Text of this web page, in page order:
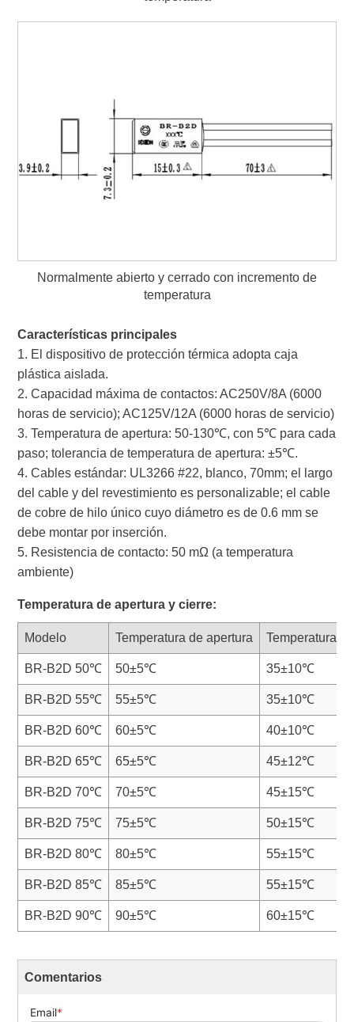
Normalmente abierto y cerrado con incremento de
temperatura
Características principales
1. El dispositivo de protección térmica adopta caja
plástica aislada.
2. Capacidad máxima de contactos: AC250V/8A (6000
horas de servicio); AC125V/12A (6000 horas de servicio)
3. Temperatura de apertura: 50-130℃, con 5℃ para cada
paso; tolerancia de temperatura de apertura: ±5℃.
4. Cables estándar: UL3266 #22, blanco, 70mm; el largo
del cable y del revestimiento es personalizable; el cable
de cobre de hilo único cuyo diámetro es de 0.6 mm se
debe montar por inserción.
5. Resistencia de contacto: 50 mΩ (a temperatura
ambiente)
Temperatura de apertura y cierre:
Modelo Temperatura de apertura Temperatura
BR-B2D 50℃ 50±5℃ 35±10℃
BR-B2D 55℃ 55±5℃ 35±10℃
BR-B2D 60℃ 60±5℃ 40±10℃
BR-B2D 65℃ 65±5℃ 45±12℃
BR-B2D 70℃ 70±5℃ 45±15℃
BR-B2D 75℃ 75±5℃ 50±15℃
BR-B2D 80℃ 80±5℃ 55±15℃
BR-B2D 85℃ 85±5℃ 55±15℃
BR-B2D 90℃ 90±5℃ 60±15℃
Comentarios